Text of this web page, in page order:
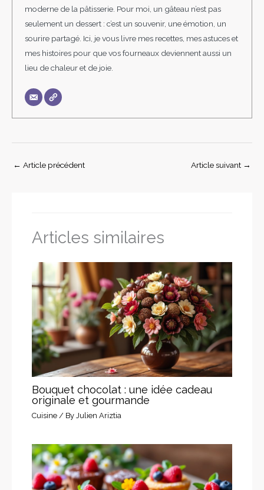
moderne de la pâtisserie. Pour moi, un gâteau n’est pas
seulement un dessert : c’est un souvenir, une émotion, un
sourire partagé. Ici, je vous livre mes recettes, mes astuces et
mes histoires pour que vos fourneaux deviennent aussi un
lieu de chaleur et de joie.
← Article précédent Article suivant →
Articles similaires
Bouquet chocolat : une idée cadeau
originale et gourmande
Cuisine / ByJulien Ariztia